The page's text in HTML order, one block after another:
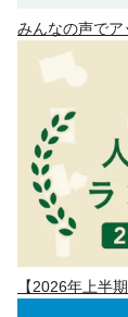
みんなの声で
【2026年上半